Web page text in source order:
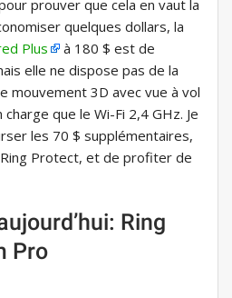
prouver que cela en vaut la
quelques dollars, la
Plus
à 180 $ est de
elle ne dispose pas de la
mouvement 3D avec vue à vol
que le Wi-Fi 2,4 GHz. Je
les 70 $ supplémentaires,
Ring Protect, et de profiter de
Ring
Pro